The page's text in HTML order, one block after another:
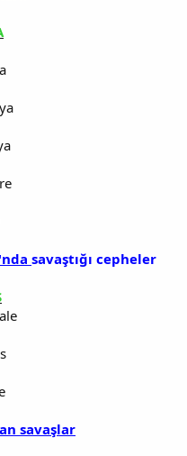
savaştığı cepheler
savaşlar